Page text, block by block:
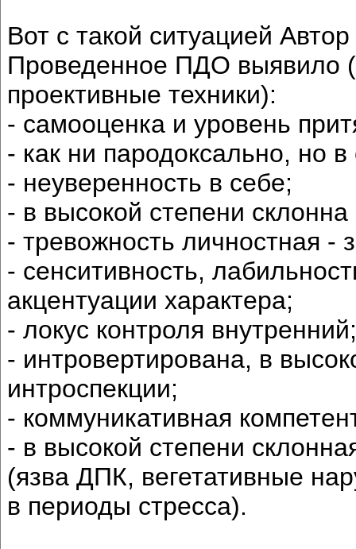
Вот с такой ситуацией
Проведенное ПДО выявило
проективные техники):
- самооценка и уровень
- как ни пародоксально, но
- неуверенность в себе;
- в высокой степени
- тревожность личностная -
- сенситивность,
акцентуации характера;
- локус контроля внутренний;
- интровертирована, в
интроспекции;
- коммуникативная
- в высокой степени
(язва ДПК, вегетативные
в периоды стресса).